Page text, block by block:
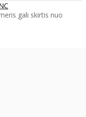
gali skirtis nuo